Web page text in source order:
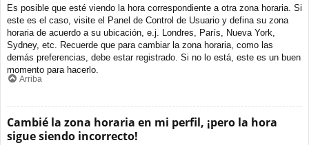
Es posible que esté viendo la hora correspondiente a otra zona horaria. Si
este es el caso, visite el Panel de Control de Usuario y defina su zona
horaria de acuerdo a su ubicación, e.j. Londres, París, Nueva York,
Sydney, etc. Recuerde que para cambiar la zona horaria, como las
demás preferencias, debe estar registrado. Si no lo está, este es un buen
momento para hacerlo.
Arriba
Cambié la zona horaria en mi perfil, ¡pero la hora
sigue siendo incorrecto!